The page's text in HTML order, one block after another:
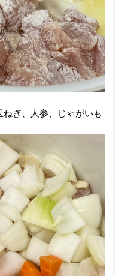
ぎ、人参、じゃがいも